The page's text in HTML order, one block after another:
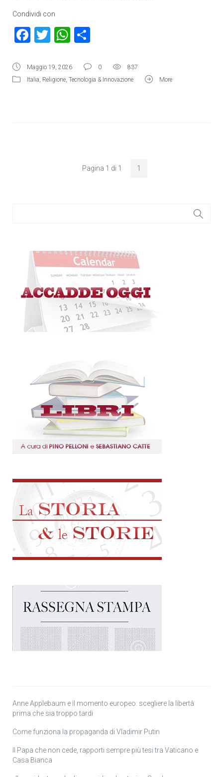
Condividi con
Facebook
TwitterWhatsApp
Maggio 19, 2026 0
837
Italia, Religione, Tecnologia & Innovazione More
Pagina 1 di 1 1
Anne Applebaum e il momento europeo: scegliere la libertà
prima che sia troppo tardi
Come funziona la propaganda di Vladimir Putin
Il Papa che non cede, rapporti sempre più tesi tra Vaticano e
Casa Bianca